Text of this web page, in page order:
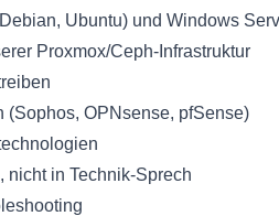
Ubuntu) und Windows
Proxmox/Ceph-Infrastruktur
OPNsense, pfSense)
in Technik-Sprech